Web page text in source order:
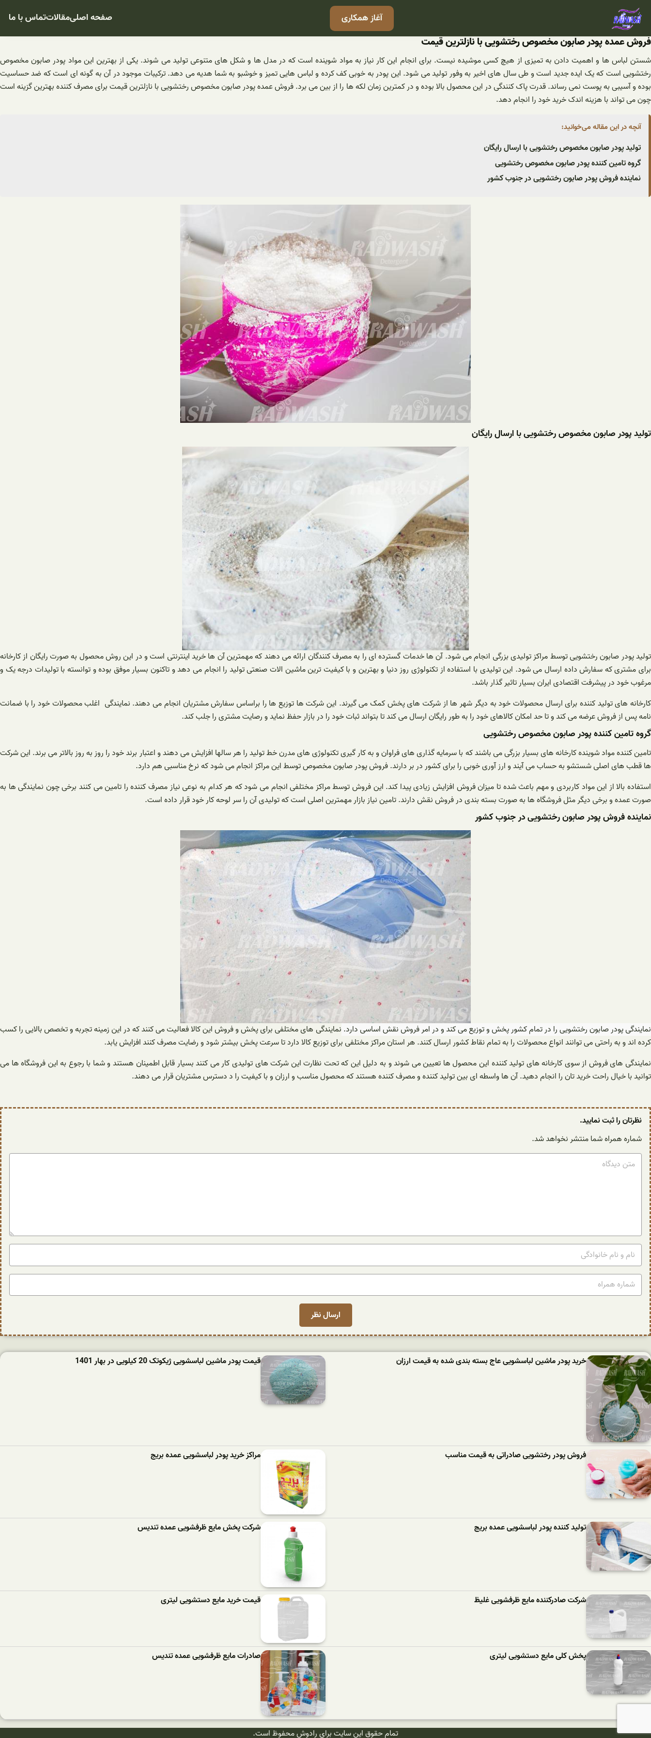
رفتن
آغاز همکاری صفحه اصلیمقالاتتماس با ما
فروش عمده پودر صابون مخصوص رختشویی با نازلترین قیمت
شستن لباس ها و اهمیت دادن به تمیزی از هیچ کسی موشیده نیست. برای انجام این کار نیاز به مواد شوینده است که در مدل ها و شکل های متنوعی تولید می شوند. یکی از بهترین این مواد پودر صابون مخصوص
رختشویی است که یک ایده جدید است و طی سال های اخیر به وفور تولید می شود. این پودر به خوبی کف کرده و لباس هایی تمیز و خوشبو به شما هدیه می دهد. ترکیبات موجود در آن به گونه ای است که ضد حساسیت
بوده و آسیبی به پوست نمی رساند. قدرت پاک کنندگی در این محصول بالا بوده و در کمترین زمان لکه ها را از بین می برد. فروش عمده پودر صابون مخصوص رختشویی با نازلترین قیمت برای مصرف کننده بهترین گزینه است
چون می تواند با هزینه اندک خرید خود را انجام دهد.
آنچه در این مقاله می‌خوانید:
تولید پودر صابون مخصوص رختشویی با ارسال رایگان
گروه تامین کننده پودر صابون مخصوص رختشویی
نماینده فروش پودر صابون رختشویی در جنوب کشور
تولید پودر صابون مخصوص رختشویی با ارسال رایگان
تولید پودر صابون رختشویی توسط مراکز تولیدی بزرگی انجام می شود. آن ها خدمات گسترده ای را به مصرف کنندگان ارائه می دهند که مهمترین آن ها خرید اینترنتی است و در این روش محصول به صورت رایگان از کارخانه
برای مشتری که سفارش داده ارسال می شود. این تولیدی با استفاده از تکنولوژی روز دنیا و بهترین و با کیفیت ترین ماشین الات صنعتی تولید را انجام می دهد و تاکنون بسیار موفق بوده و توانسته با تولیدات درجه یک و
مرغوب خود در پیشرفت اقتصادی ایران بسیار تاثیر گذار باشد.
کارخانه های تولید کننده برای ارسال محصولات خود به دیگر شهر ها از شرکت های پخش کمک می گیرند. این شرکت ها توزیع ها را براساس سفارش مشتریان انجام می دهند. نمایندگی اغلب محصولات خود را با ضمانت
نامه پس از فروش عرضه می کند و تا حد امکان کالاهای خود را به طور رایگان ارسال می کند تا بتواند ثبات خود را در بازار حفظ نماید و رصایت مشتری را جلب کند.
گروه تامین کننده پودر صابون مخصوص رختشویی
تامین کننده مواد شوینده کارخانه های بسیار بزرگی می باشند که با سرمایه گذاری های فراوان و به کار گیری تکنولوژی های مدرن خط تولید را هر سالها افزایش می دهند و اعتبار برند خود را روز به روز بالاتر می برند. این شرکت
ها قطب های اصلی شستشو به حساب می آیند و ارز آوری خوبی را برای کشور در بر دارند. فروش پودر صابون مخصوص توسط این مراکز انجام می شود که نرخ مناسبی هم دارد.
استفاده بالا از این مواد کاربردی و مهم باعث شده تا میزان فروش افزایش زیادی پیدا کند. این فروش توسط مراکز مختلفی انجام می شود که هر کدام به نوعی نیاز مصرف کننده را تامین می کنند برخی چون نمایندگی ها به
صورت عمده و برخی دیگر مثل فروشگاه ها به صورت بسته بندی در فروش نقش دارند. تامین نیاز بازار مهمترین اصلی است که تولیدی آن را سر لوحه کار خود قرار داده است.
نماینده فروش پودر صابون رختشویی در جنوب کشور
نمایندگی پودر صابون رختشویی را در تمام کشور پخش و توزیع می کند و در امر فروش نقش اساسی دارد. نمایندگی های مختلفی برای پخش و فروش این کالا فعالیت می کنند که در این زمینه تجربه و تخصص بالایی را کسب
کرده اند و به راحتی می توانند انواع محصولات را به تمام نقاط کشور ارسال کنند. هر استان مراکز مختلفی برای توزیع کالا دارد تا سرعت پخش بیشتر شود و رضایت مصرف کنند افزایش یابد.
نمایندگی های فروش از سوی کارخانه های تولید کننده این محصول ها تعیین می شوند و به دلیل این که تحت نظارت این شرکت های تولیدی کار می کنند بسیار قابل اطمینان هستند و شما با رجوع به این فروشگاه ها می
توانید با خیال راحت خرید تان را انجام دهید. آن ها واسطه ای بین تولید کننده و مصرف کننده هستند که محصول مناسب و ارزان و با کیفیت را د دسترس مشتریان قرار می دهند.
نظرتان را ثبت نمایید.
شماره همراه شما منتشر نخواهد شد.
خرید پودر ماشین لباسشویی عاج بسته بندی شده به قیمت ارزان قیمت پودر ماشین لباسشویی ژیکوتک 20 کیلویی در بهار 1401
فروش پودر رختشویی صادراتی به قیمت مناسب مراکز خرید پودر لباسشویی عمده بریج
تولید کننده پودر لباسشویی عمده بریج شرکت پخش مایع ظرفشویی عمده تندیس
شرکت صادرکننده مایع ظرفشویی غلیظ قیمت خرید مایع دستشویی لیتری
پخش کلی مایع دستشویی لیتری صادرات مایع ظرفشویی عمده تندیس
تمام حقوق این سایت برای رادوش محفوظ است.